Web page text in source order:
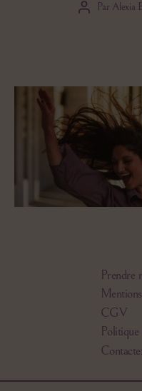
Auteur
Par Alexia
Prendre
CGV